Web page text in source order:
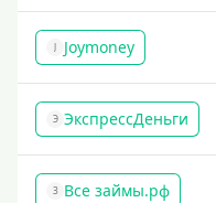
Наличными
По телефону
Через госуслуги
Без карты
На карту
Карта с нулевым
J Joymoney
Э ЭкспрессДеньги
З Все займы.рф